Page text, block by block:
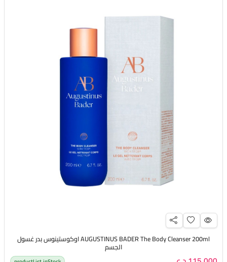
AUGUSTINUS BADER The Body Cleanser 200ml اوكوستينوس بدر غسول
الجسم